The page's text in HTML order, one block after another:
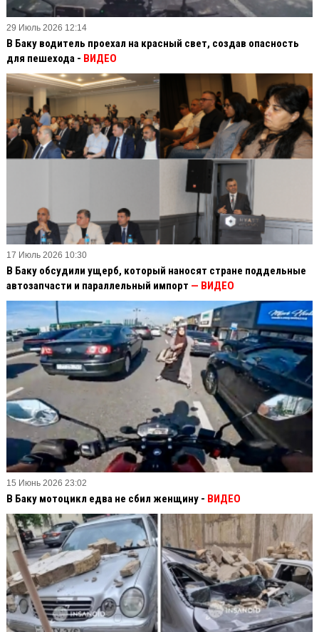
29 Июль 2026 12:14
В Баку водитель проехал на красный свет, создав опасность
для пешехода - ВИДЕО
17 Июль 2026 10:30
В Баку обсудили ущерб, который наносят стране поддельные
автозапчасти и параллельный импорт — ВИДЕО
15 Июнь 2026 23:02
В Баку мотоцикл едва не сбил женщину - ВИДЕО